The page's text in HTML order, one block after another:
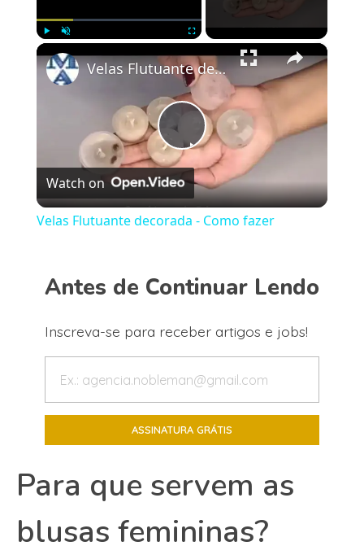
×
Play
Video
Velas Flutuante decorada - Como fazer
Watch on
Velas Flutuante decorada - Como fazer
Antes de Continuar Lendo
Inscreva-se para receber artigos e jobs!
Para que servem as
blusas femininas?